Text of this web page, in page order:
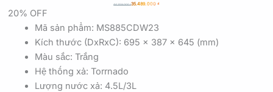
44.359.000₫35.489.000 ₫
20% OFF
Mã sản phẩm: MS885CDW23
Kích thước (DxRxC): 695 x 387 x 645 (mm)
Màu sắc: Trắng
Hệ thống xả: Torrnado
Lượng nước xả: 4.5L/3L